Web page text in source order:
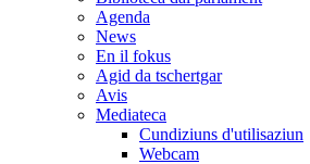
Agenda
News
En il fokus
Agid da tschertgar
Avis
Mediateca
Cundiziuns d'utilisaziun
Webcam